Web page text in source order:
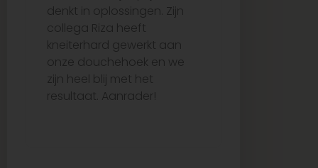
denkt in oplossingen. Zijn
collega Riza heeft
kneiterhard gewerkt aan
onze douchehoek en we
zijn heel blij met het
resultaat. Aanrader!